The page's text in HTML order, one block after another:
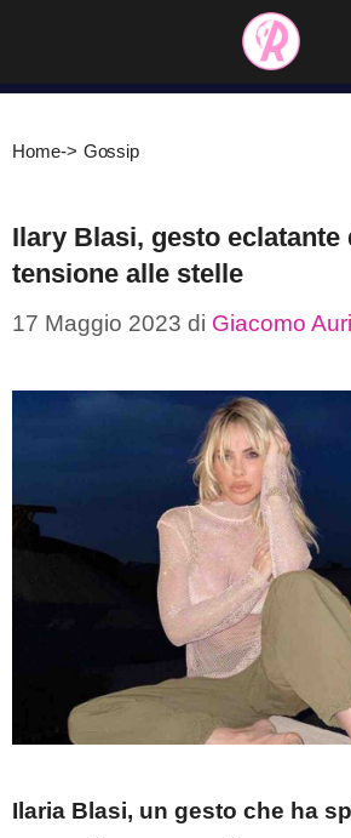
contenuto
Home-> Gossip
Ilary Blasi, gesto eclatante
tensione alle stelle
17 Maggio 2023 di Giacomo
Ilaria Blasi, un gesto che ha